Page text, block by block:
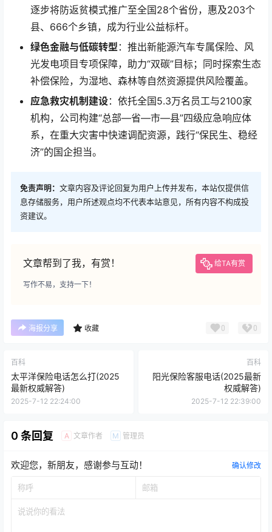
逐步将防返贫模式推广至全国28个省份，惠及203个
县、666个乡镇，成为行业公益标杆。
绿色金融与低碳转型：推出新能源汽车专属保险、风
光发电项目专项保障，助力“双碳”目标；同时探索生态
补偿保险，为湿地、森林等自然资源提供风险覆盖。
应急救灾机制建设：依托全国5.3万名员工与2100家
机构，公司构建“总部—省—市—县”四级应急响应体
系，在重大灾害中快速调配资源，践行“保民生、稳经
济”的国企担当。
免责声明： 文章内容及评论回复为用户上传并发布，本站仅提供信
息存储服务，用户所述观点均不代表本站意见，所有内容不构成投
资建议。
文章帮到了我，有赏！ 给TA有赏
写作不易，支持一下！
海报分享 收藏 0 0
百科
太平洋保险电话怎么打(2025
最新权威解答)
2025-7-12 22:24:00
百科
阳光保险客服电话(2025最新
权威解答)
2025-7-12 22:39:00
0 条回复 A 文章作者 M 管理员
欢迎您，新朋友，感谢参与互动！ 确认修改